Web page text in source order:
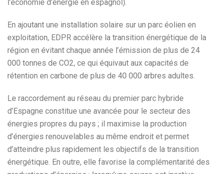
l’économie d’énergie en espagnol).
En ajoutant une installation solaire sur un parc éolien en
exploitation, EDPR accélère la transition énergétique de la
région en évitant chaque année l’émission de plus de 24
000 tonnes de CO2, ce qui équivaut aux capacités de
rétention en carbone de plus de 40 000 arbres adultes.
Le raccordement au réseau du premier parc hybride
d’Espagne constitue une avancée pour le secteur des
énergies propres du pays ; il maximise la production
d’énergies renouvelables au même endroit et permet
d’atteindre plus rapidement les objectifs de la transition
énergétique. En outre, elle favorise la complémentarité des